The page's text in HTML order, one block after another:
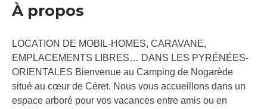
À propos
LOCATION DE MOBIL-HOMES, CARAVANE,
EMPLACEMENTS LIBRES… DANS LES PYRÉNÉES-
ORIENTALES Bienvenue au Camping de Nogarède
situé au cœur de Céret. Nous vous accueillons dans un
espace arboré pour vos vacances entre amis ou en